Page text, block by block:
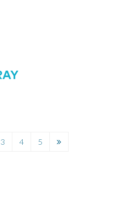
3 4 5
Page